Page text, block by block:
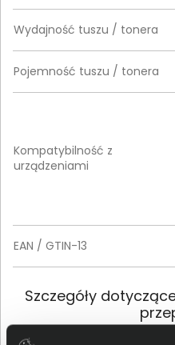
Wydajność tuszu / tonera
Pojemność tuszu / tonera
Kompatybilność z
urządzeniami
EAN / GTIN-13
Szczegóły